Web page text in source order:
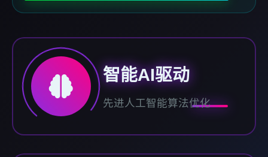
智能AI驱动
先进人工智能算法优化